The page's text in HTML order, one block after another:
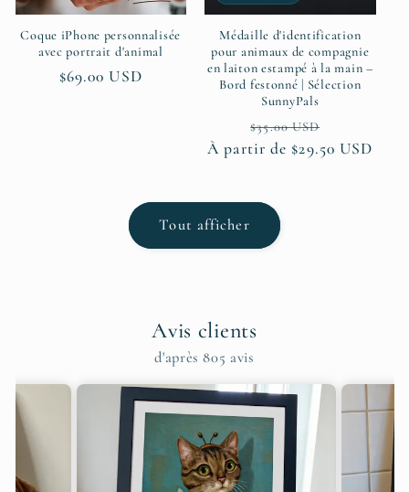
Coque iPhone personnalisée
avec portrait d'animal
Prix
$69.00 USD
Médaille d'identification
pour animaux de compagnie
en laiton estampé à la main –
Bord festonné | Sélection
SunnyPals
Prix
habituel
$35.00 USD
À partir de $29.50 USD
Tout afficher
Avis clients
d'après 805 avis